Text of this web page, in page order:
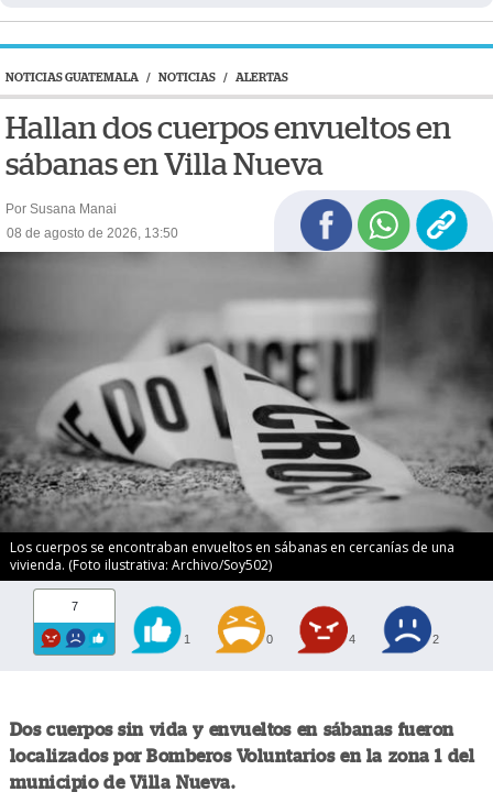
NOTICIAS GUATEMALA / NOTICIAS / ALERTAS
Hallan dos cuerpos envueltos en
sábanas en Villa Nueva
Por Susana Manai
08 de agosto de 2026, 13:50
Los cuerpos se encontraban envueltos en sábanas en cercanías de una
vivienda. (Foto ilustrativa: Archivo/Soy502)
7
1 0 4 2
Dos cuerpos sin vida y envueltos en sábanas fueron
localizados por Bomberos Voluntarios en la zona 1 del
municipio de Villa Nueva.